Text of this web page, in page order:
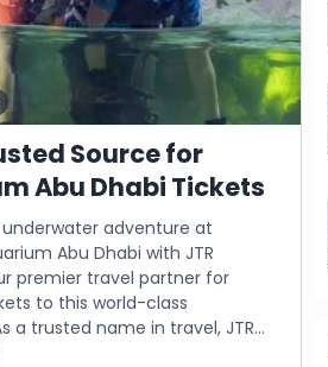
Source for
Abu Dhabi Tickets
adventure at
Abu Dhabi with JTR
premier travel partner for
to this world-class
a trusted name in travel, JTR